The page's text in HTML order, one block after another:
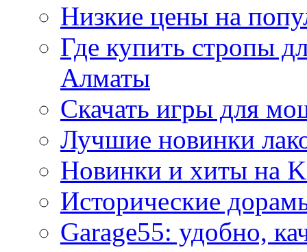
Низкие цены на
Где купить стропы
Алматы
Скачать игры для
Лучшие новинки
Новинки и хиты на
Исторические
Garage55: удобно,